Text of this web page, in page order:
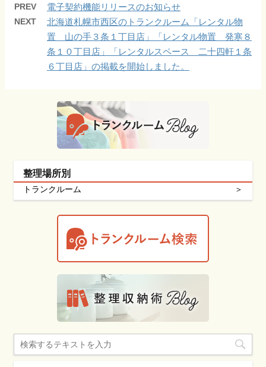
PREV 電子契約機能リリースのお知らせ
NEXT
北海道札幌市西区のトランクルーム「レンタル物
置 山の手３条１丁目店」「レンタル物置 発寒８
条１０丁目店」「レンタルスペース 二十四軒１条
６丁目店」の掲載を開始しました。
整理場所別
トランクルーム